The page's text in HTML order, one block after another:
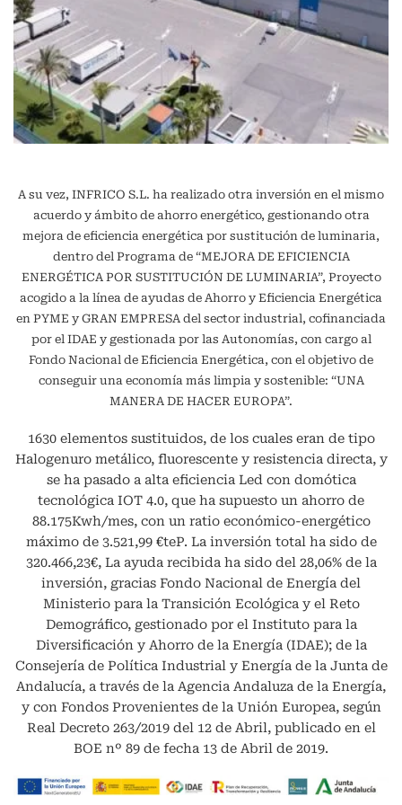
A su vez, INFRICO S.L. ha realizado otra inversión en el mismo
acuerdo y ámbito de ahorro energético, gestionando otra
mejora de eficiencia energética por sustitución de luminaria,
dentro del Programa de “MEJORA DE EFICIENCIA
ENERGÉTICA POR SUSTITUCIÓN DE LUMINARIA”, Proyecto
acogido a la línea de ayudas de Ahorro y Eficiencia Energética
en PYME y GRAN EMPRESA del sector industrial, cofinanciada
por el IDAE y gestionada por las Autonomías, con cargo al
Fondo Nacional de Eficiencia Energética, con el objetivo de
conseguir una economía más limpia y sostenible: “UNA
MANERA DE HACER EUROPA”.
1630 elementos sustituidos, de los cuales eran de tipo
Halogenuro metálico, fluorescente y resistencia directa, y
se ha pasado a alta eficiencia Led con domótica
tecnológica IOT 4.0, que ha supuesto un ahorro de
88.175Kwh/mes, con un ratio económico-energético
máximo de 3.521,99 €teP. La inversión total ha sido de
320.466,23€, La ayuda recibida ha sido del 28,06% de la
inversión, gracias Fondo Nacional de Energía del
Ministerio para la Transición Ecológica y el Reto
Demográfico, gestionado por el Instituto para la
Diversificación y Ahorro de la Energía (IDAE); de la
Consejería de Política Industrial y Energía de la Junta de
Andalucía, a través de la Agencia Andaluza de la Energía,
y con Fondos Provenientes de la Unión Europea, según
Real Decreto 263/2019 del 12 de Abril, publicado en el
BOE nº 89 de fecha 13 de Abril de 2019.